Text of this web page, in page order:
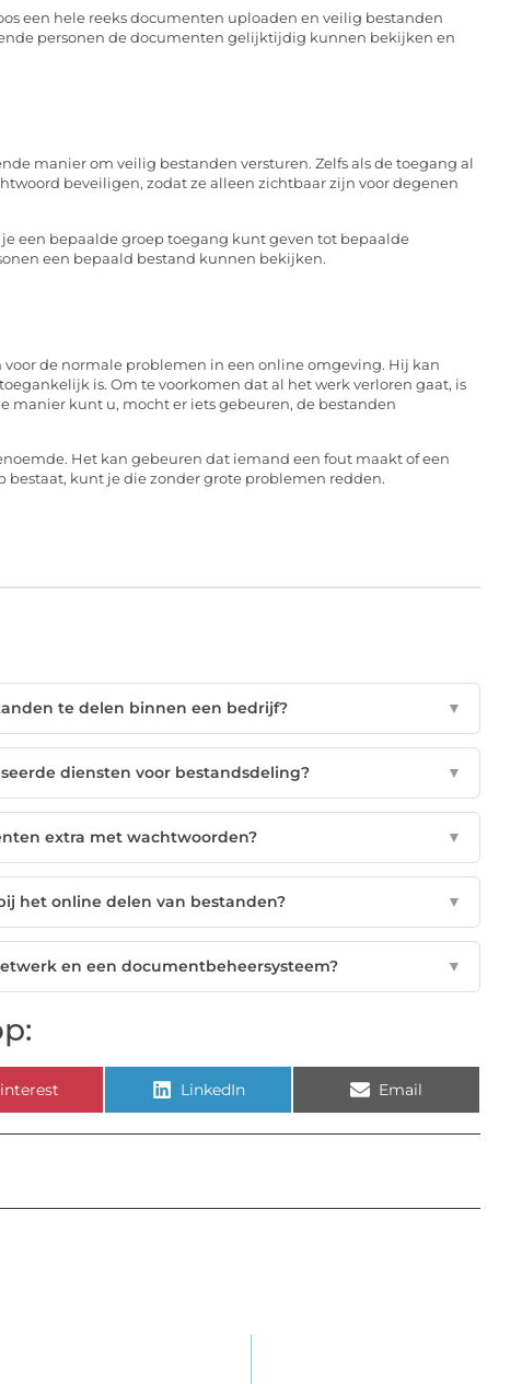
een hele reeks documenten uploaden en veilig bestanden
personen de documenten gelijktijdig kunnen bekijken en
manier om veilig bestanden versturen. Zelfs als de toegang al
beveiligen, zodat ze alleen zichtbaar zijn voor degenen
een bepaalde groep toegang kunt geven tot bepaalde
een bepaald bestand kunnen bekijken.
de normale problemen in een online omgeving. Hij kan
is. Om te voorkomen dat al het werk verloren gaat, is
manier kunt u, mocht er iets gebeuren, de bestanden
Het kan gebeuren dat iemand een fout maakt of een
kunt je die zonder grote problemen redden.
te delen binnen een bedrijf? ▼
diensten voor bestandsdeling? ▼
extra met wachtwoorden? ▼
het online delen van bestanden? ▼
en een documentbeheersysteem? ▼
LinkedIn Email